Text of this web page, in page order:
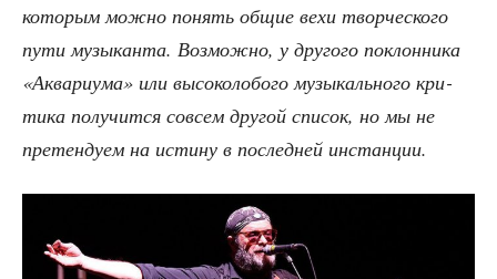
кото­рым мож­но понять общие вехи твор­че­ско­го
пути музы­кан­та. Воз­мож­но, у дру­го­го поклон­ни­ка
«Аква­ри­ума» или высо­ко­ло­бо­го музы­каль­но­го кри­
ти­ка полу­чит­ся совсем дру­гой спи­сок, но мы не
пре­тен­ду­ем на исти­ну в послед­ней инстанции.